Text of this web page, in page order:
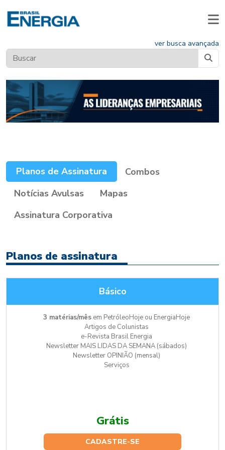
ver busca avançada
Planos de Assinatura
Combos
Notícias Avulsas
Mapas
Assinatura Corporativa
Planos de assinatura
Básico
3 matérias/mês em PetróleoHoje ou EnergiaHoje
Artigos de Colunistas
e-Revista Brasil Energia
Newsletter MAIS LIDAS DA SEMANA (sábados)
Newsletter OPINIÃO (mensal)
Serviços
Grátis
CADASTRE-SE